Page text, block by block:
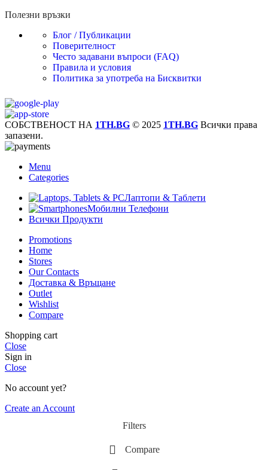
Полезни връзки
Блог / Публикации
Поверителност
Често задавани въпроси (FAQ)
Правила и условия
Политика за употреба на Бисквитки
СОБСТВЕНОСТ НА 1TH.BG © 2025 1TH.BG Всички права
запазени.
Menu
Categories
Лаптопи & Таблети
Мобилни Телефони
Всички Продукти
Promotions
Home
Stores
Our Contacts
Доставка & Връщане
Outlet
Wishlist
Compare
Shopping cart
Close
Sign in
Close
No account yet?
Create an Account
Filters
Compare